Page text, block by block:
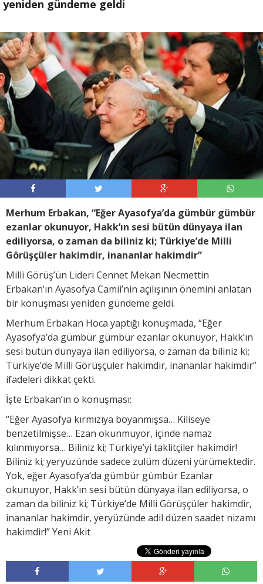
yeniden gündeme geldi
Merhum Erbakan, “Eğer Ayasofya’da gümbür gümbür
ezanlar okunuyor, Hakk’ın sesi bütün dünyaya ilan
ediliyorsa, o zaman da biliniz ki; Türkiye’de Milli
Görüşçüler hakimdir, inananlar hakimdir”
Milli Görüş’ün Lideri Cennet Mekan Necmettin
Erbakan’ın Ayasofya Camii’nin açılışının önemini anlatan
bir konuşması yeniden gündeme geldi.
Merhum Erbakan Hoca yaptığı konuşmada, “Eğer
Ayasofya’da gümbür gümbür ezanlar okunuyor, Hakk’ın
sesi bütün dünyaya ilan ediliyorsa, o zaman da biliniz ki;
Türkiye’de Milli Görüşçüler hakimdir, inananlar hakimdir”
ifadeleri dikkat çekti.
İşte Erbakan’ın o konuşması:
“Eğer Ayasofya kırmızıya boyanmışsa… Kiliseye
benzetilmişse… Ezan okunmuyor, içinde namaz
kılınmıyorsa… Biliniz ki; Türkiye’yi taklitçiler hakimdir!
Biliniz ki; yeryüzünde sadece zulüm düzeni yürümektedir.
Yok, eğer Ayasofya’da gümbür gümbür Ezanlar
okunuyor, Hakk’ın sesi bütün dünyaya ilan ediliyorsa, o
zaman da biliniz ki; Türkiye’de Milli Görüşçüler hakimdir,
inananlar hakimdir, yeryüzünde adil düzen saadet nizamı
hakimdir!” Yeni Akit